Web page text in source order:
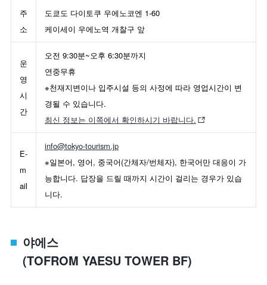
주
소
도쿄도 다이토쿠 우에노코엔 1-60
케이세이 우에노역 개찰구 앞
운
영
시
간
오전 9:30분~오후 6:30분까지
연중무휴
※천재지변이나 입주시설 등의 사정에 따라 영업시간이 변
경될 수 있습니다.
최신 정보는 이쪽에서 확인하시기 바랍니다.
E-
m
ail
info@tokyo-tourism.jp
※일본어, 영어, 중국어(간체자/번체자), 한국어만 대응이 가
능합니다. 답장을 드릴 때까지 시간이 걸리는 경우가 있습
니다.
야에스
(TOFROM YAESU TOWER BF)